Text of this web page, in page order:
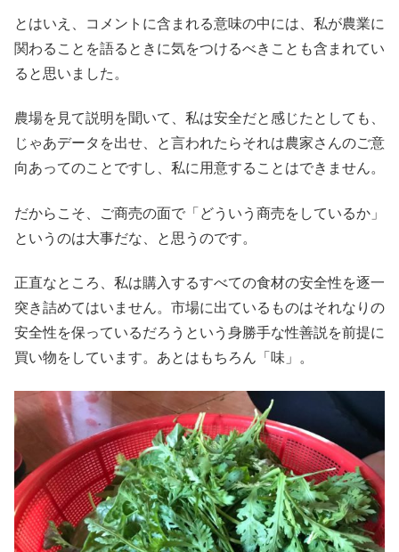
とはいえ、コメントに含まれる意味の中には、私が農業に
関わることを語るときに気をつけるべきことも含まれてい
ると思いました。
農場を見て説明を聞いて、私は安全だと感じたとしても、
じゃあデータを出せ、と言われたらそれは農家さんのご意
向あってのことですし、私に用意することはできません。
だからこそ、ご商売の面で「どういう商売をしているか」
というのは大事だな、と思うのです。
正直なところ、私は購入するすべての食材の安全性を逐一
突き詰めてはいません。市場に出ているものはそれなりの
安全性を保っているだろうという身勝手な性善説を前提に
買い物をしています。あとはもちろん「味」。